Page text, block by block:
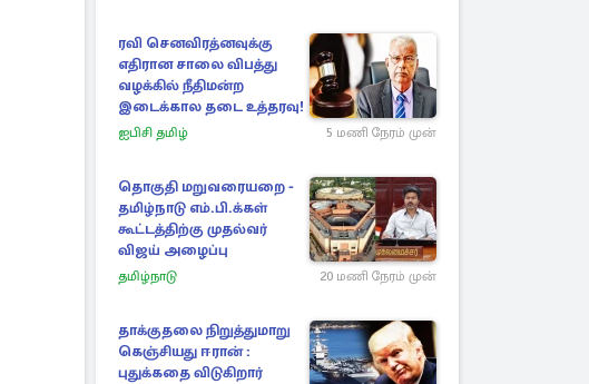
ரவி செனவிரத்னவுக்கு
எதிரான சாலை விபத்து
வழக்கில் நீதிமன்ற
இடைக்கால தடை உத்தரவு!
ஐபிசி தமிழ் 5 மணி நேரம் முன்
தொகுதி மறுவரையறை -
தமிழ்நாடு எம்.பி.க்கள்
கூட்டத்திற்கு முதல்வர்
விஜய் அழைப்பு
தமிழ்நாடு 20 மணி நேரம் முன்
தாக்குதலை நிறுத்துமாறு
கெஞ்சியது ஈரான் :
புதுக்கதை விடுகிறார்